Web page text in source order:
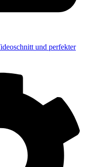
und perfekter